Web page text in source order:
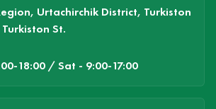
Urtachirchik District, Turkiston
St.
18:00 / Sat - 9:00-17:00